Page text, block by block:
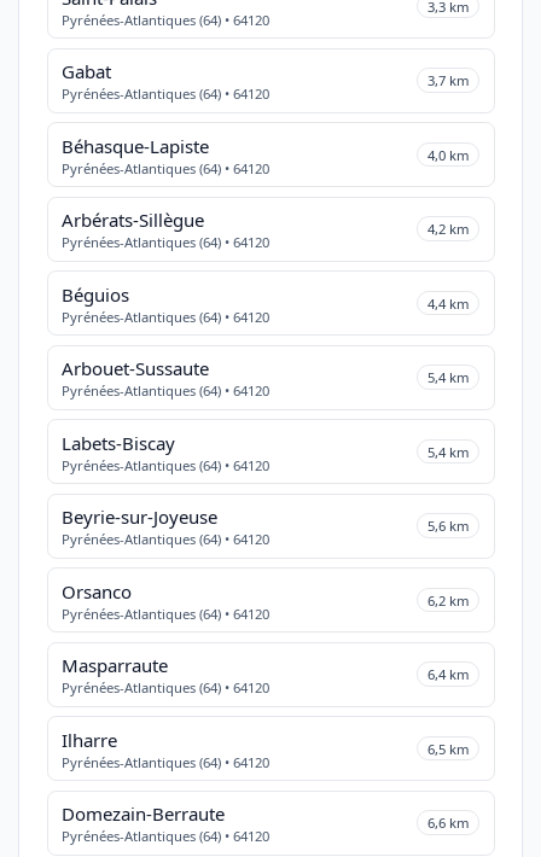
Pyrénées-Atlantiques (64) • 64120
3,3 km
Gabat
Pyrénées-Atlantiques (64) • 64120
3,7 km
Béhasque-Lapiste
Pyrénées-Atlantiques (64) • 64120
4,0 km
Arbérats-Sillègue
Pyrénées-Atlantiques (64) • 64120
4,2 km
Béguios
Pyrénées-Atlantiques (64) • 64120
4,4 km
Arbouet-Sussaute
Pyrénées-Atlantiques (64) • 64120
5,4 km
Labets-Biscay
Pyrénées-Atlantiques (64) • 64120
5,4 km
Beyrie-sur-Joyeuse
Pyrénées-Atlantiques (64) • 64120
5,6 km
Orsanco
Pyrénées-Atlantiques (64) • 64120
6,2 km
Masparraute
Pyrénées-Atlantiques (64) • 64120
6,4 km
Ilharre
Pyrénées-Atlantiques (64) • 64120
6,5 km
Domezain-Berraute
Pyrénées-Atlantiques (64) • 64120
6,6 km